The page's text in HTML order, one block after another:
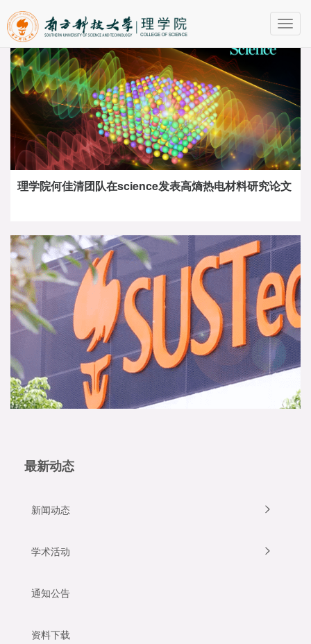
理学院何佳清团队在science发表高熵热电材料研究论文
最新动态
新闻动态
学术活动
通知公告
资料下载